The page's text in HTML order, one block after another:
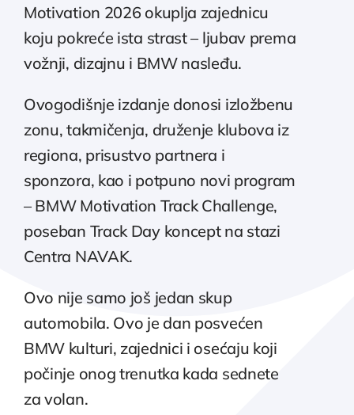
Motivation 2026 okuplja zajednicu
koju pokreće ista strast – ljubav prema
vožnji, dizajnu i BMW nasleđu.
Ovogodišnje izdanje donosi izložbenu
zonu, takmičenja, druženje klubova iz
regiona, prisustvo partnera i
sponzora, kao i potpuno novi program
– BMW Motivation Track Challenge,
poseban Track Day koncept na stazi
Centra NAVAK.
Ovo nije samo još jedan skup
automobila. Ovo je dan posvećen
BMW kulturi, zajednici i osećaju koji
počinje onog trenutka kada sednete
za volan.